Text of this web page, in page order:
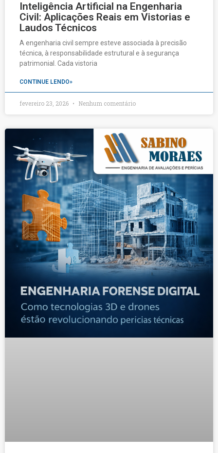
Inteligência Artificial na Engenharia
Civil: Aplicações Reais em Vistorias e
Laudos Técnicos
A engenharia civil sempre esteve associada à precisão
técnica, à responsabilidade estrutural e à segurança
patrimonial. Cada vistoria
CONTINUE LENDO»
fevereiro 23, 2026 Nenhum comentário